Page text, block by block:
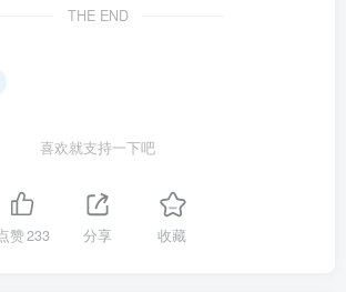
THE END
喜欢就支持一下吧
赞233 分享 收藏